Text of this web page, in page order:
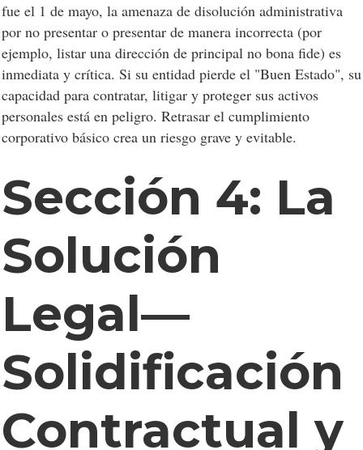
fue el 1 de mayo, la amenaza de disolución administrativa
por no presentar o presentar de manera incorrecta (por
ejemplo, listar una dirección de principal no bona fide) es
inmediata y crítica. Si su entidad pierde el "Buen Estado", su
capacidad para contratar, litigar y proteger sus activos
personales está en peligro. Retrasar el cumplimiento
corporativo básico crea un riesgo grave y evitable.
Sección 4: La
Solución
Legal—
Solidificación
Contractual y